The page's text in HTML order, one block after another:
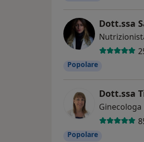
Dott.ssa
Popolare
Dott.ssa
Ginecologa
Popolare